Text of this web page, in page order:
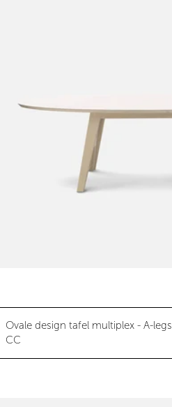
Ovale design tafel multiplex - A-legs
CC